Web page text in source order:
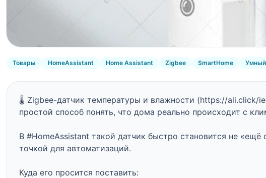
Товары HomeAssistant Home Assistant Zigbee SmartHome
🌡 Zigbee-датчик температуры и влажности (https://ali.click/
простой способ понять, что дома реально происходит с
В #HomeAssistant такой датчик быстро становится не
точкой для автоматизаций.
Куда его просится поставить: